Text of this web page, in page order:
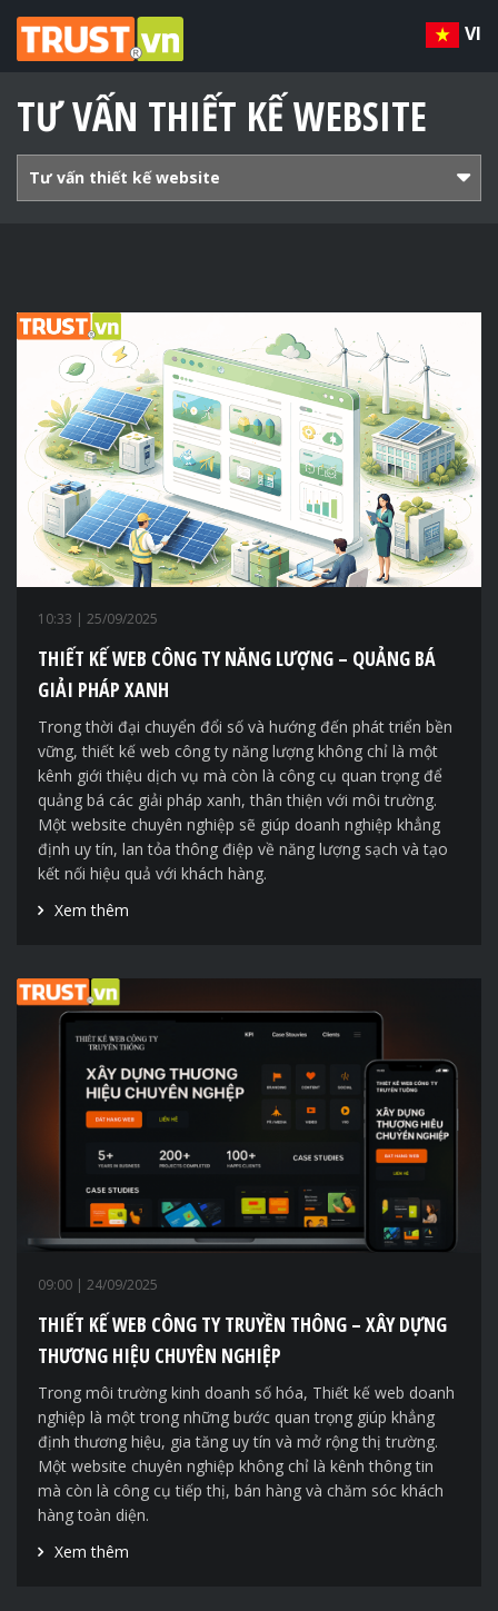
VI
TƯ VẤN THIẾT KẾ WEBSITE
Tư vấn thiết kế website
10:33 | 25/09/2025
THIẾT KẾ WEB CÔNG TY NĂNG LƯỢNG – QUẢNG BÁ
GIẢI PHÁP XANH
Trong thời đại chuyển đổi số và hướng đến phát triển bền
vững, thiết kế web công ty năng lượng không chỉ là một
kênh giới thiệu dịch vụ mà còn là công cụ quan trọng để
quảng bá các giải pháp xanh, thân thiện với môi trường.
Một website chuyên nghiệp sẽ giúp doanh nghiệp khẳng
định uy tín, lan tỏa thông điệp về năng lượng sạch và tạo
kết nối hiệu quả với khách hàng.
Xem thêm
09:00 | 24/09/2025
THIẾT KẾ WEB CÔNG TY TRUYỀN THÔNG – XÂY DỰNG
THƯƠNG HIỆU CHUYÊN NGHIỆP
Trong môi trường kinh doanh số hóa, Thiết kế web doanh
nghiệp là một trong những bước quan trọng giúp khẳng
định thương hiệu, gia tăng uy tín và mở rộng thị trường.
Một website chuyên nghiệp không chỉ là kênh thông tin
mà còn là công cụ tiếp thị, bán hàng và chăm sóc khách
hàng toàn diện.
Xem thêm